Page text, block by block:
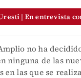
| En entrevista
no ha
ninguna de las
en las que se